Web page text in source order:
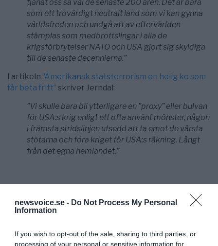
newsvoice.se - Do Not Process My Personal
Information
If you wish to opt-out of the sale, sharing to third parties, or
processing of your personal or sensitive information for
tjänat oss så väl de senaste 200 åren. Det är bara
som ett trovärdigt neutralt land som vi kan gynna
världsfreden och undgå att av eftervärlden
stämplas som medbrottslingar i alla de
krigsförbrytelser NATO och USA gjort sig skyldiga
till de senaste decennierna.”
I artikeln ”Amerikansk statsterrorism en helig ko som
får beta fritt” skriver Jerndal:
”Vi skulle bara bli ytterligare en ”proxy” eller bulvan
för USA:s krig enligt ett ofta använt mönster, någon
i främsta stridslinjen utsedd att ta emot de värsta
stötarna och föra kriget för USA:s räkning. Långt
från det egna hemlandet.”
NewsVoice redaktion